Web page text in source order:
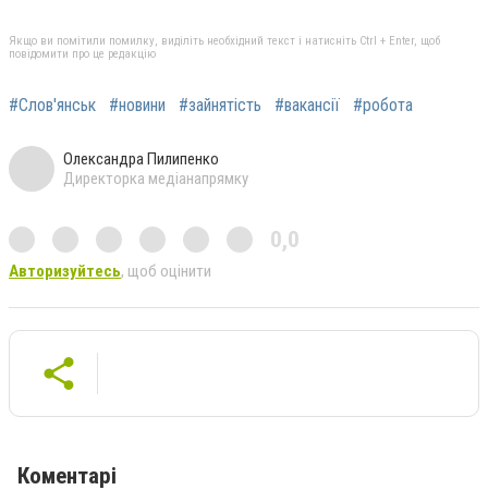
Якщо ви помітили помилку, виділіть необхідний текст і натисніть Ctrl + Enter, щоб
повідомити про це редакцію
#Слов'янськ #новини #зайнятість #вакансії #робота
Олександра Пилипенко
Директорка медіанапрямку
0,0
Авторизуйтесь, щоб оцінити
Коментарі